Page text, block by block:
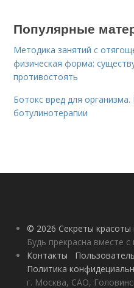
Популярные
Методика занятий с
физическая форма:
противостоять
Ботокс вред для
ботулинотерапии
© 2026 Секреты красоты
Будь прекрасна вместе с
Контакты
Политика
г. Москва, САО,